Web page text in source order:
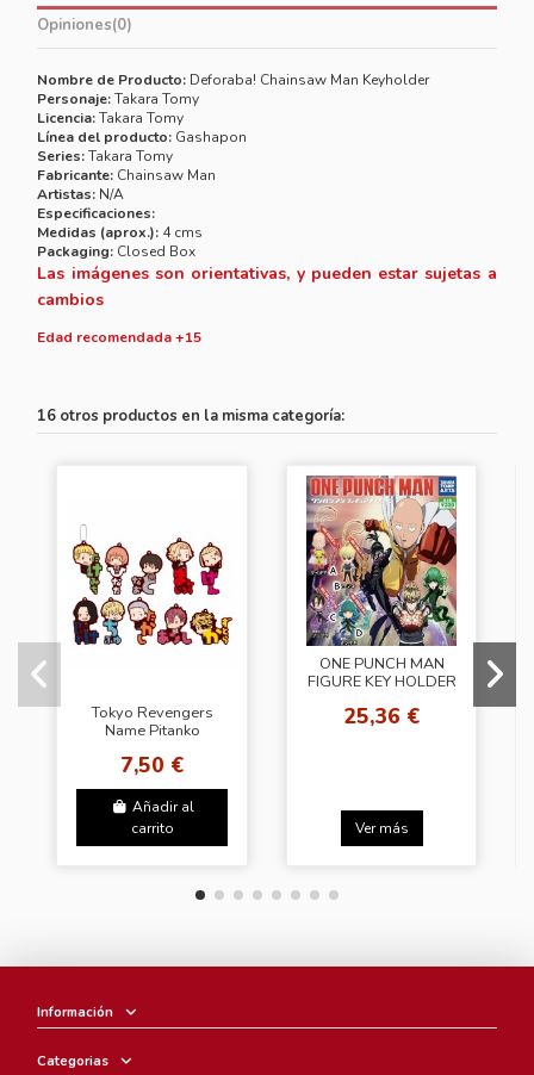
Opiniones(0)
Nombre de Producto: Deforaba! Chainsaw Man Keyholder
Personaje:Takara Tomy
Licencia:Takara Tomy
Línea del producto: Gashapon
Series:Takara Tomy
Fabricante: Chainsaw Man
Artistas: N/A
Especificaciones:
Medidas (aprox.): 4 cms
Packaging: Closed Box
Las imágenes son orientativas, y pueden estar sujetas a
cambios
Edad recomendada +15
16 otros productos en la misma categoría:
Tokyo Revengers
Name Pitanko
7,50 €
Añadir al
carrito
ONE PUNCH MAN
FIGURE KEY HOLDER
25,36 €
Ver más
Información
Categorias